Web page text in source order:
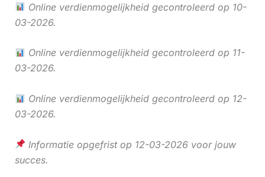
Online verdienmogelijkheid gecontroleerd op 10-
03-2026.
Online verdienmogelijkheid gecontroleerd op 11-
03-2026.
Online verdienmogelijkheid gecontroleerd op 12-
03-2026.
Informatie opgefrist op 12-03-2026 voor jouw
succes.